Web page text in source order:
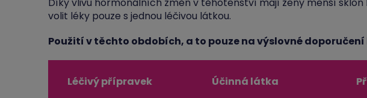
volit léky pouze s jednou léčivou látkou.
Použití v těchto obdobích, a to pouze na výslovné doporučení
Léčivý přípravek Účinná látka